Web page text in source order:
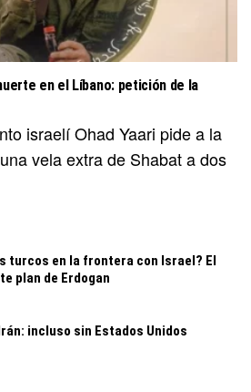
en el Líbano: petición de la
israelí Ohad Yaari pide a la
vela extra de Shabat a dos
turcos en la frontera con Israel? El
plan de Erdogan
incluso sin Estados Unidos